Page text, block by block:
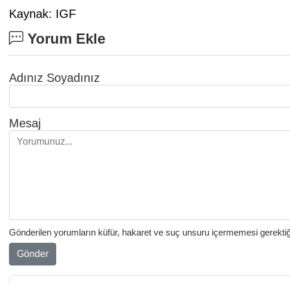
Kaynak: IGF
Yorum Ekle
Adınız Soyadınız
Mesaj
Gönderilen yorumların küfür, hakaret ve suç unsuru içermemesi
Gönder